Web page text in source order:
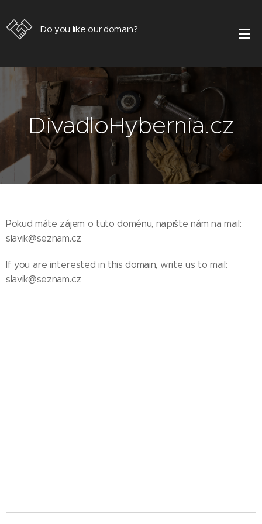
Do you like our domain?
DivadloHybernia.cz
Pokud máte zájem o tuto doménu, napište nám na mail:
slavik@seznam.cz
If you are interested in this domain, write us to mail:
slavik@seznam.cz